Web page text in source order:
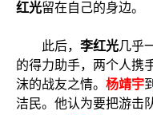
红光留在自己的身边。
此后， 李红光几乎
的得力助手，两个人携
沫的战友之情。 杨靖宇
洁民。他认为要把游击